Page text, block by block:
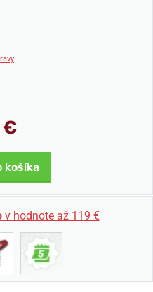
€
košíka
v hodnote až 119 €